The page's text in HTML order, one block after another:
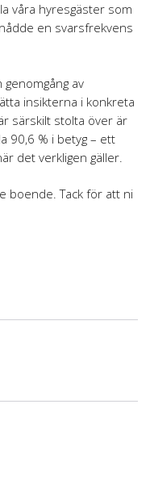
våra hyresgäster som
en svarsfrekvens
av
insikterna i konkreta
särskilt stolta över är
90,6 % i betyg – ett
det verkligen gäller.
boende. Tack för att ni